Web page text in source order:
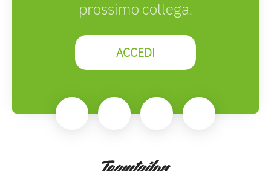
prossimo collega.
ACCEDI